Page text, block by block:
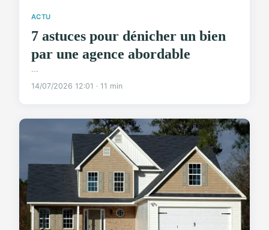
ACTU
7 astuces pour dénicher un bien
par une agence abordable
...
14/07/2026 12:01 · 11 min